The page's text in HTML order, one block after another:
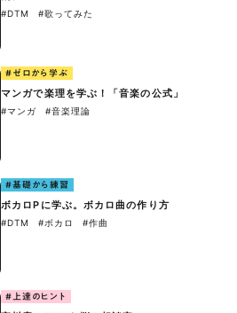
#DTM #歌ってみた
#ゼロから学ぶ
マンガで楽理を学ぶ！「音楽の公式」
#マンガ #音楽理論
#基礎から練習
ボカロPに学ぶ。ボカロ曲の作り方
#DTM #ボカロ #作曲
#上達のヒント